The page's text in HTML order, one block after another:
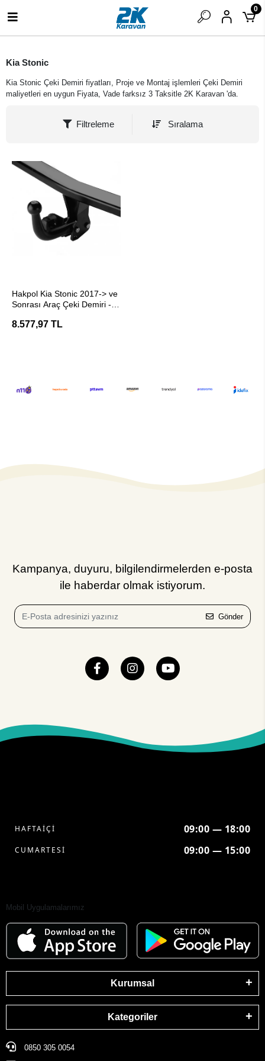
0
Kia Stonic
Kia Stonic Çeki Demiri fiyatları, Proje ve Montaj işlemleri Çeki Demiri
maliyetleri en uygun Fiyata, Vade farksız 3 Taksitle 2K Karavan 'da.
Filtreleme Sıralama
Hakpol Kia Stonic 2017-> ve
Sonrası Araç Çeki Demiri -
8.577,97 TL
Kampanya, duyuru, bilgilendirmelerden e-posta
ile haberdar olmak istiyorum.
Gönder
HAFTAİÇİ 09:00 — 18:00
CUMARTESİ 09:00 — 15:00
Mobil Uygulamalarımız
Kurumsal
Kategoriler
0850 305 0054